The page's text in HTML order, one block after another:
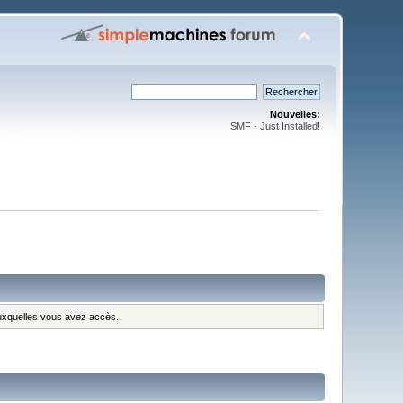
Nouvelles:
SMF - Just Installed!
vous avez accès.